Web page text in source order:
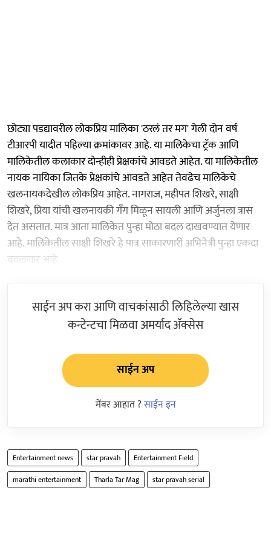
छोट्या पडद्यावरील लोकप्रिय मालिका 'ठरलं तर मग' गेली दोन वर्ष
टीआरपी यादीत पहिल्या क्रमांकावर आहे. या मालिकेचा ट्रॅक आणि
मालिकेतील कलाकार दोन्हीही प्रेक्षकांचे आवडते आहेत. या मालिकेतील
नायक नायिका जितके प्रेक्षकांचे आवडते आहेत तेवढेच मालिकेचे
खलनायकदेखील लोकप्रिय आहेत. नागराज, महीपत शिखरे, साक्षी
शिखरे, प्रिया यांची खलनायकी गँग मिळून सायली आणि अर्जुनला त्रास
देत असतात. मात्र आता मालिकेत पुन्हा मोठा बदल दाखवण्यात येणार
आहे. मालिकेतील साक्षी शिखरे हे पात्र साकारणारी अभिनेत्री पुन्हा एकदा
बदलणार आहे.
साईन अप करा आणि वाचकांसाठी लिहिलेल्या खास
कन्टेन्टचा मिळवा अमर्याद ॲक्सेस
साईन अप
मेंबर आहात ?साईन इन
Entertainment news star pravah
Entertainment Field
marathi entertainment
Tharla Tar Mag star pravah serial